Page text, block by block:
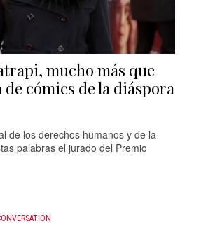
mucho más que
cómics de la diáspora
de los derechos humanos y de la
palabras el jurado del Premio